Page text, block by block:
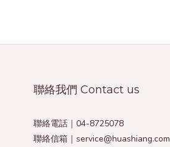
聯絡我們 Contact us
聯絡電話｜04-8725078
聯絡信箱｜service@huashiang.com